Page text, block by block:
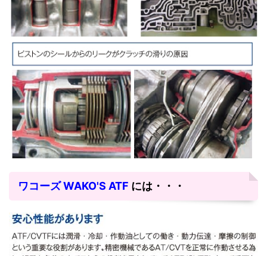
ワコーズ WAKO'S ATF には・・・